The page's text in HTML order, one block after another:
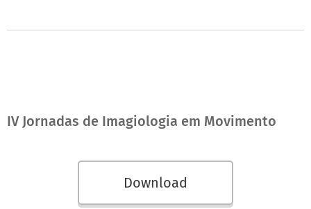
IV Jornadas de Imagiologia em Movimento
Download